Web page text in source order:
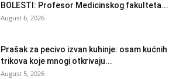
BOLESTI: Profesor Medicinskog fakulteta...
August 6, 2026
Prašak za pecivo izvan kuhinje: osam kućnih
trikova koje mnogi otkrivaju...
August 5, 2026